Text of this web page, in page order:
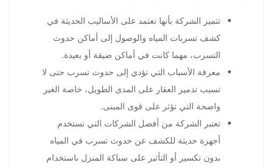
تتميز الشركة بأنها تعتمد على الأساليب الحديثة في
كشف تسربات المياه والوصول إلى أماكن حدوث
التسرب، مهما كانت في أماكن ضيقة أو بعيدة.
معرفة الأسباب التي تؤدي إلى حدوث تسرب حتى لا
تسبب تدمير العقار على المدى الطويل، خاصة الغير
واضحة التي تؤثر على قوى المبنى.
تعتبر الشركة من أفضل الشركات التي تستخدم
أجهزة حديثة للكشف عن حدوث تسرب في المياه
بدون تكسير أو التأثير على سباكة المنزل باستخدام